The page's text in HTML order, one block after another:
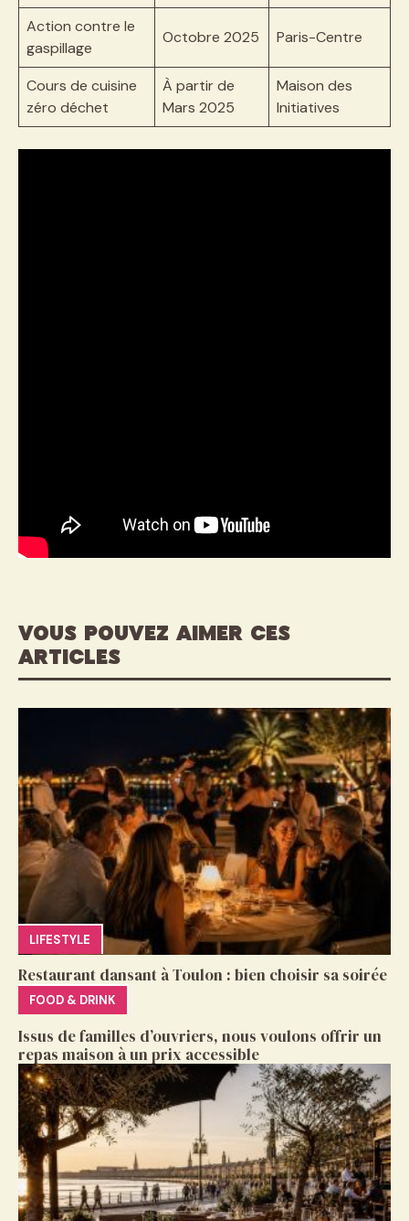
Action contre le
gaspillage
Octobre 2025 Paris-Centre
Cours de cuisine
zéro déchet
À partir de
Mars 2025
Maison des
Initiatives
VOUS POUVEZ AIMER CES
ARTICLES
LIFESTYLE
Restaurant dansant à Toulon : bien choisir sa soirée
FOOD & DRINK
Issus de familles d’ouvriers, nous voulons offrir un
repas maison à un prix accessible